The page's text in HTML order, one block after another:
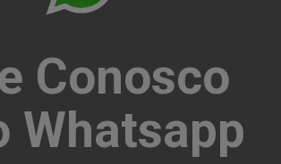
Conosco
Whatsapp